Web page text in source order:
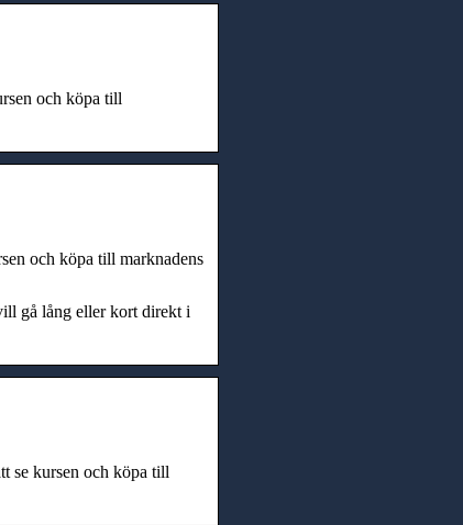
och köpa till
och köpa till marknadens
gå lång eller kort direkt i
se kursen och köpa till